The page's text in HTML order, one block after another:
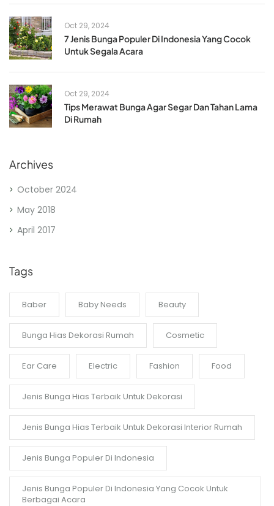
Oct 29, 2024
7 Jenis Bunga Populer Di Indonesia Yang Cocok
Untuk Segala Acara
Oct 29, 2024
Tips Merawat Bunga Agar Segar Dan Tahan Lama
Di Rumah
Archives
October 2024
May 2018
April 2017
Tags
Baber Baby Needs Beauty
Bunga Hias Dekorasi Rumah Cosmetic
Ear Care Electric Fashion Food
Jenis Bunga Hias Terbaik Untuk Dekorasi
Jenis Bunga Hias Terbaik Untuk Dekorasi Interior Rumah
Jenis Bunga Populer Di Indonesia
Jenis Bunga Populer Di Indonesia Yang Cocok Untuk
Berbagai Acara